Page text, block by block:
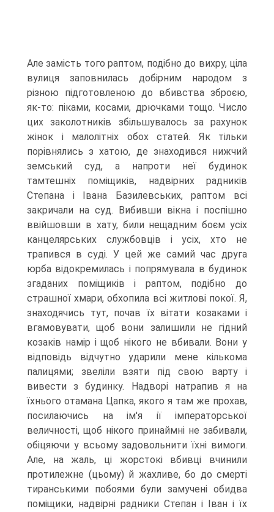
Але замість того раптом, подібно до вихру, ціла
вулиця заповнилась добірним народом з
різною підготовленою до вбивства зброєю,
як-то: піками, косами, дрючками тощо. Число
цих заколотників збільшувалось за рахунок
жінок і малолітніх обох статей. Як тільки
порівнялись з хатою, де знаходився нижчий
зем­ський суд, а напроти неї будинок
тамтешніх поміщиків, надвірних радників
Степана і Івана Базилевських, раптом всі
закричали на суд. Вибивши вікна і поспішно
ввійшовши в хату, били нещадним боєм усіх
канцелярських службовців і усіх, хто не
трапився в суді. У цей же самий час друга
юрба відокремилась і попрямувала в будинок
згаданих поміщиків і раптом, подібно до
страшної хмари, обхопила всі житлові покої. Я,
знаходячись тут, почав їх вітати козаками і
вгамовувати, щоб вони залишили не гідний
козаків намір і щоб нікого не вбивали. Вони у
відповідь відчутно ударили мене кількома
палицями; звеліли взяти під свою варту і
вивести з будинку. Надворі натрапив я на
їхнього отамана Цапка, якого я там же прохав,
посилаючись на ім'я ії імператорської
величності, щоб нікого при­наймні не забивали,
обіцяючи у всьому задовольнити їхні вимоги.
Але, на жаль, ці жорстокі вбивці вчинили
протилежне (цьому) й жахливе, бо до смерті
тиранськими побоями були замучені обидва
поміщики, надвірні радники Степан і Іван і їх